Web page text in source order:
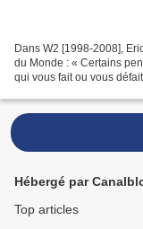
Dans W2 [1998-2008],
du Monde : « Certains
qui vous fait ou vous
Hébergé par
Top articles